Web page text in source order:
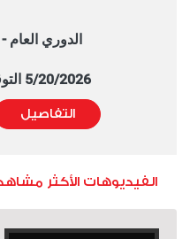
الدوري العام - 2025/
5/20/2026 التوقيت 8:00 PM
التفاصيل
الفيديوهات الأكثر